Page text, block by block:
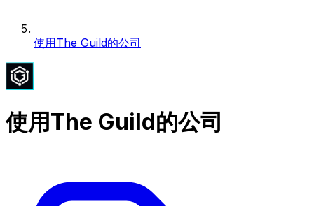
使用The Guild的公司
使用The Guild的公司